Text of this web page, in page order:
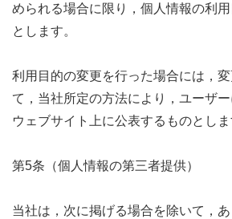
められる場合に限り，個人情報の利
とします。
利用目的の変更を行った場合には，
て，当社所定の方法により，ユーザ
ウェブサイト上に公表するものとしま
第5条（個人情報の第三者提供）
当社は，次に掲げる場合を除いて，